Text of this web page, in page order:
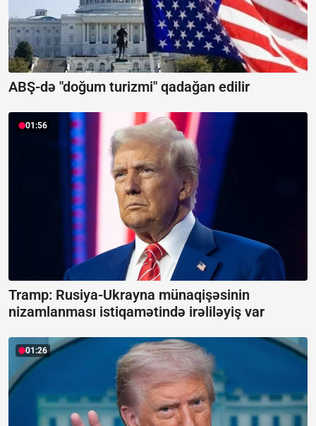
ABŞ-də "doğum turizmi" qadağan edilir
01:56
Tramp: Rusiya-Ukrayna münaqişəsinin
nizamlanması istiqamətində irəliləyiş var
01:26